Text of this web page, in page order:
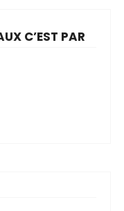
C’EST PAR